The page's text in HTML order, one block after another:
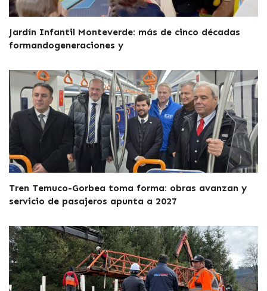
Jardín Infantil Monteverde: más de cinco décadas
formandogeneraciones y
Tren Temuco-Gorbea toma forma: obras avanzan y
servicio de pasajeros apunta a 2027